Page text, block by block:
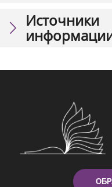
Источники